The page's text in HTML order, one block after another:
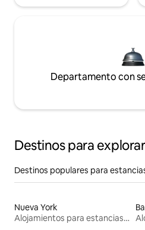
Departamento con
Destinos para explorar
Destinos populares para
Nueva York
Alojamientos para estancias largas